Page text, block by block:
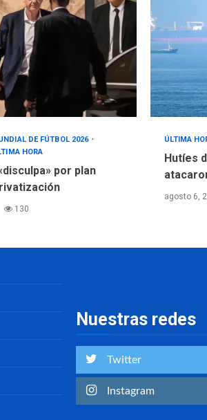
5
DE FÚTBOL 2026
HORA
por plan
130
ÚLTIMA
Hutíes
agosto 6,
Nuestras redes
Twitter
Instagram